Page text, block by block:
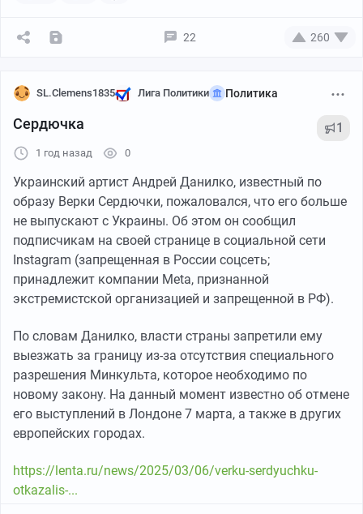
22 260
SL.Clemens1835 Лига Политики Политика
Сердючка 1
1 год назад 0
Украинский артист Андрей Данилко, известный по
образу Верки Сердючки, пожаловался, что его больше
не выпускают с Украины. Об этом он сообщил
подписчикам на своей странице в социальной сети
Instagram (запрещенная в России соцсеть;
принадлежит компании Meta, признанной
экстремистской организацией и запрещенной в РФ).
По словам Данилко, власти страны запретили ему
выезжать за границу из-за отсутствия специального
разрешения Минкульта, которое необходимо по
новому закону. На данный момент известно об отмене
его выступлений в Лондоне 7 марта, а также в других
европейских городах.
https://lenta.ru/news/2025/03/06/verku-serdyuchku-
otkazalis-...